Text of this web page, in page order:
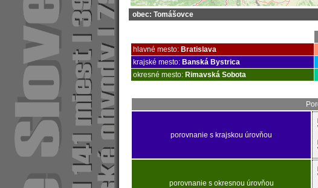
obec: Tomášovce
hlavné mesto: Bratislava
krajské mesto: Banská Bystrica
okresné mesto: Rimavská Sobota
porovnanie s krajskou úrovňou
porovnanie s okresnou úrovňou